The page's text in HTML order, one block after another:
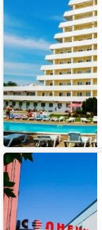
Санаторий
АЗИМУТ
Здоровье
Солнечный